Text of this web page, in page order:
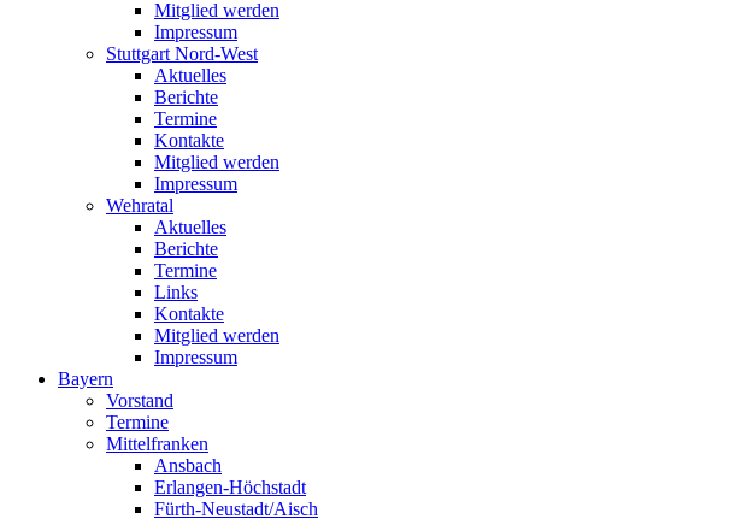
Mitglied werden
Impressum
Stuttgart Nord-West
Aktuelles
Berichte
Termine
Kontakte
Mitglied werden
Impressum
Wehratal
Aktuelles
Berichte
Termine
Links
Kontakte
Mitglied werden
Impressum
Bayern
Vorstand
Termine
Mittelfranken
Ansbach
Erlangen-Höchstadt
Fürth-Neustadt/Aisch